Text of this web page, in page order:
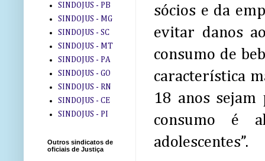
sócios e da
evitar danos
consumo de
característica
18 anos sejam
consumo é
adolescentes”.
SINDOJUS - PB
SINDOJUS - MG
SINDOJUS - SC
SINDOJUS - MT
SINDOJUS - PA
SINDOJUS - GO
SINDOJUS - RN
SINDOJUS - CE
SINDOJUS - PI
Outros sindicatos de
oficiais de Justiça